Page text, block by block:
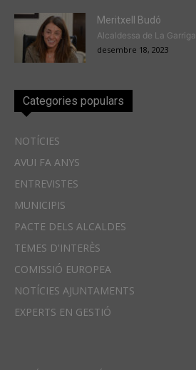
Meritxell Budó
Alcaldessa de La Garriga
desembre 18, 2023
Categories populars
NOTÍCIES
AVUI FA ANYS
ENTREVISTES
MUNICIPIS
PACTE DELS ALCALDES
TEMES D'INTERÈS
COMISSIÓ EUROPEA
NOTÍCIES AJUNTAMENTS
EXPERTS EN GESTIÓ